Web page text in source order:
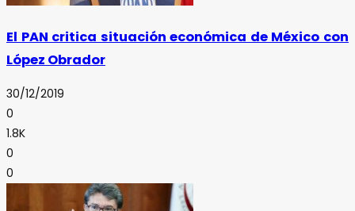
El PAN critica situación económica de México con
López Obrador
30/12/2019
0
1.8K
0
0